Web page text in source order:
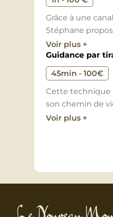
Dans le cadre
un
Une séance
antérieures ou
comportement,
Cela permet de
un impact sur sa
possible de
être.
Les séances
Grâce à une
Stéphane
C’est un
d’échanger
ventre de sa mère.
Voir plus +
Guidance par
45min - 100€
Cette technique
son chemin de
fonction de
Voir plus +